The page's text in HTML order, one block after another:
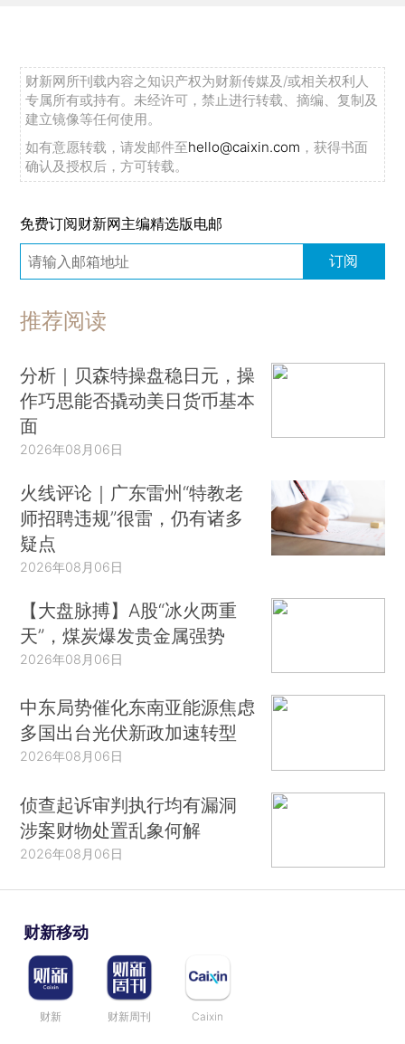
财新网所刊载内容之知识产权为财新传媒及/或相关权利人
专属所有或持有。未经许可，禁止进行转载、摘编、复制及
建立镜像等任何使用。
如有意愿转载，请发邮件至hello@caixin.com ，获得书面
确认及授权后，方可转载。
免费订阅财新网主编精选版电邮
订阅
推荐阅读
分析｜贝森特操盘稳日元，操
作巧思能否撬动美日货币基本
面
2026年08月06日
火线评论｜广东雷州“特教老
师招聘违规”很雷，仍有诸多
疑点
2026年08月06日
【大盘脉搏】A股“冰火两重
天”，煤炭爆发贵金属强势
2026年08月06日
中东局势催化东南亚能源焦虑
多国出台光伏新政加速转型
2026年08月06日
侦查起诉审判执行均有漏洞
涉案财物处置乱象何解
2026年08月06日
财新移动
财新 财新周刊 Caixin